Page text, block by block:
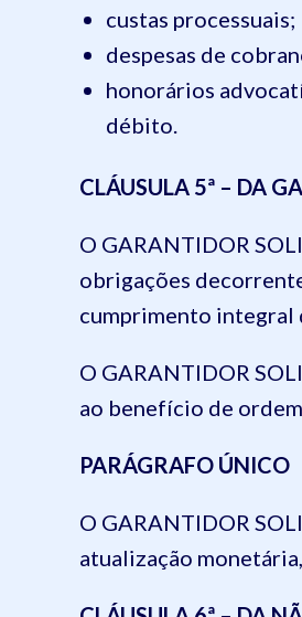
custas processuais;
despesas de
honorários
débito.
CLÁUSULA 5ª – DA
O GARANTIDOR
obrigações
cumprimento integral
O GARANTIDOR
ao benefício de
PARÁGRAFO ÚNICO
O GARANTIDOR
atualização